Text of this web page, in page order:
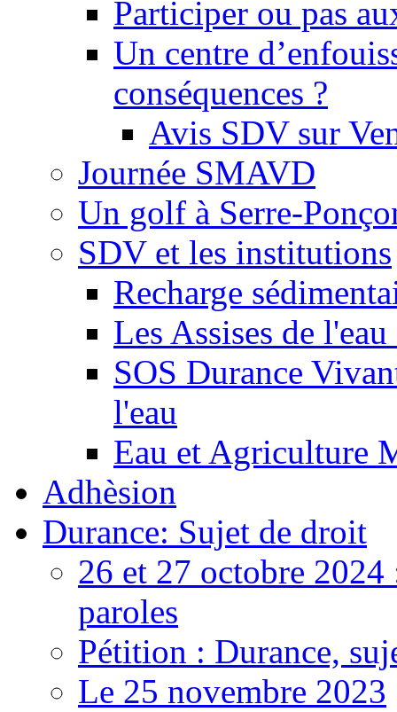
Participer ou pas
Un centre
conséquences ?
Avis SDV sur
Journée SMAVD
Un golf à Serre-
SDV et les institutions
Recharge
Les Assises de
SOS Durance
l'eau
Eau et Agriculture
Adhèsion
Durance: Sujet de droit
26 et 27 octobre 2024
paroles
Pétition : Durance,
Le 25 novembre 2023